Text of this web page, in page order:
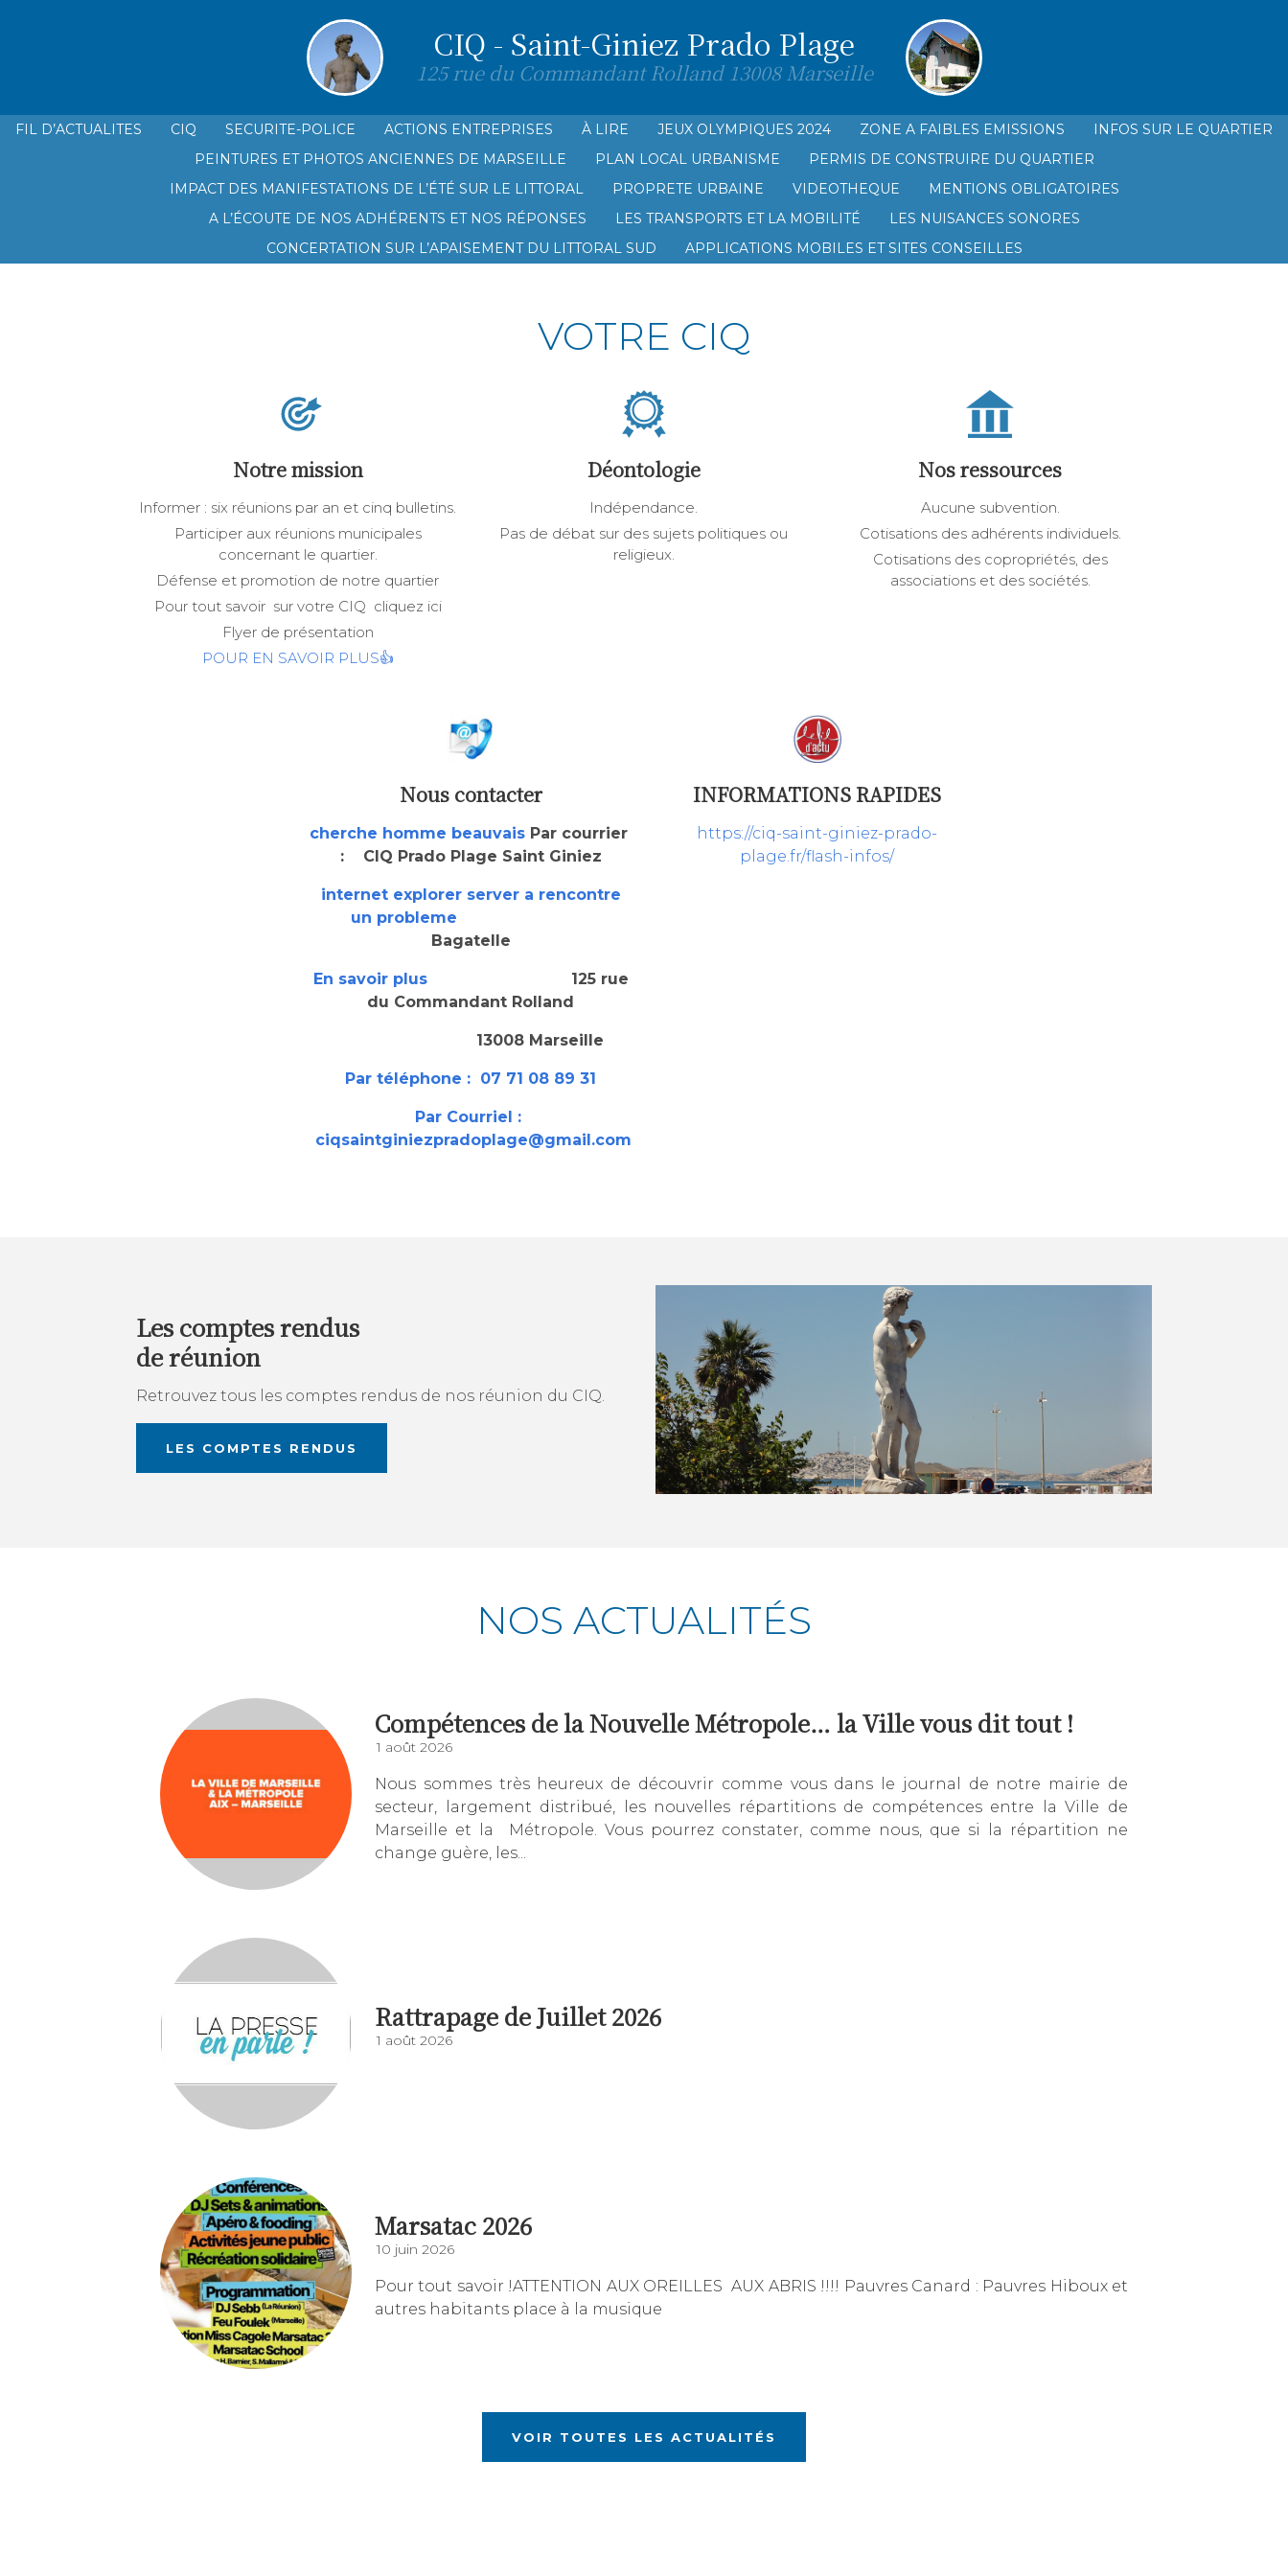
CIQ - Saint-Giniez Prado Plage
125 rue du Commandant Rolland 13008 Marseille
FIL D’ACTUALITES CIQ
LE CIQ SAINT GINIEZ PRADO PLAGE
SECURITE-POLICE ACTIONS ENTREPRISES À LIRE JEUX OLYMPIQUES 2024 ZONE A FAIBLES EMISSIONS
INFOS SUR LE QUARTIER
PEINTURES ET PHOTOS ANCIENNES DE MARSEILLE
PLAN LOCAL URBANISME
PERMIS DE CONSTRUIRE DU QUARTIER
IMPACT DES MANIFESTATIONS DE L’ÉTÉ SUR LE LITTORAL
PROPRETE URBAINE VIDEOTHEQUE
MENTIONS OBLIGATOIRES
A L’ÉCOUTE DE NOS ADHÉRENTS ET NOS RÉPONSES
LES TRANSPORTS ET LA MOBILITÉ
LES NUISANCES SONORES
CONCERTATION SUR L’APAISEMENT DU LITTORAL SUD
APPLICATIONS MOBILES ET SITES CONSEILLES
VOTRE CIQ
Notre mission
Informer : six réunions par an et cinq bulletins.
Participer aux réunions municipales
concernant le quartier.
Défense et promotion de notre quartier
Pour tout savoir sur votre CIQ cliquez ici
Flyer de présentation
POUR EN SAVOIR PLUS👍
Déontologie
Indépendance.
Pas de débat sur des sujets politiques ou
religieux.
Nos ressources
Aucune subvention.
Cotisations des adhérents individuels.
Cotisations des copropriétés, des
associations et des sociétés.
Nous contacter
cherche homme beauvaisPar courrier
: CIQ Prado Plage Saint Giniez
internet explorer server a rencontre
un probleme
Bagatelle
En savoir plus125 rue
du Commandant Rolland
13008 Marseille
Par téléphone : 07 71 08 89 31
Par Courriel :
ciqsaintginiezpradoplage@gmail.com
INFORMATIONS RAPIDES
https://ciq-saint-giniez-prado-
plage.fr/flash-infos/
Les comptes rendus
de réunion
Retrouvez tous les comptes rendus de nos réunion du CIQ.
LES COMPTES RENDUS
NOS ACTUALITÉS
Compétences de la Nouvelle Métropole… la Ville vous dit tout !
1 août 2026
Nous sommes très heureux de découvrir comme vous dans le journal de notre mairie de
secteur, largement distribué, les nouvelles répartitions de compétences entre la Ville de
Marseille et la Métropole. Vous pourrez constater, comme nous, que si la répartition ne
change guère, les...
Rattrapage de Juillet 2026
1 août 2026
Marsatac 2026
10 juin 2026
Pour tout savoir !ATTENTION AUX OREILLES AUX ABRIS !!!! Pauvres Canard : Pauvres Hiboux et
autres habitants place à la musique
VOIR TOUTES LES ACTUALITÉS